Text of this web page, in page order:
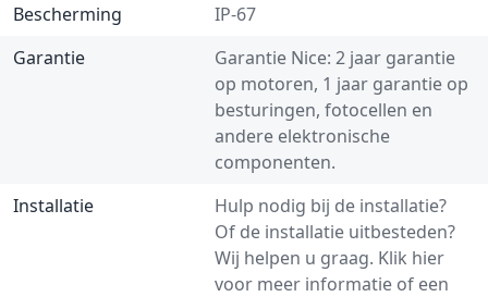
Bescherming
IP-67
Garantie
Garantie Nice: 2 jaar garantie
op motoren, 1 jaar garantie op
besturingen, fotocellen en
andere elektronische
componenten.
Installatie
Hulp nodig bij de installatie?
Of de installatie uitbesteden?
Wij helpen u graag. Klik hier
voor meer informatie of een